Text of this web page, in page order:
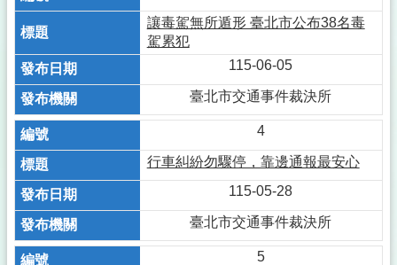
讓毒駕無所遁形 臺北市公布38名毒
駕累犯
115-06-05
臺北市交通事件裁決所
4
行車糾紛勿驟停，靠邊通報最安心
115-05-28
臺北市交通事件裁決所
5